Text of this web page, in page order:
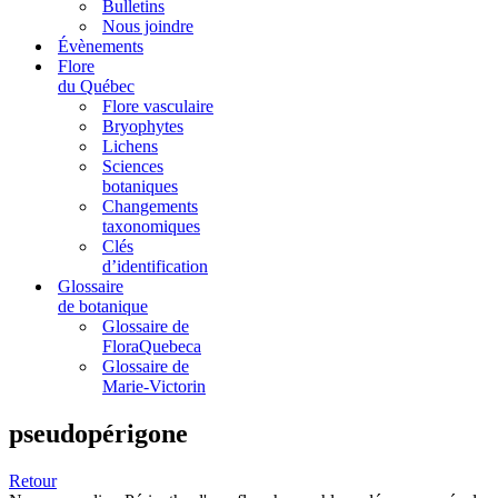
Bulletins
Nous joindre
Évènements
Flore
du Québec
Flore vasculaire
Bryophytes
Lichens
Sciences
botaniques
Changements
taxonomiques
Clés
d’identification
Glossaire
de botanique
Glossaire de
FloraQuebeca
Glossaire de
Marie-Victorin
pseudopérigone
Retour